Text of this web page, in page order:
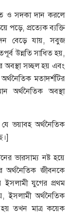
ও সদকা দান করলে
পড়ে, প্রত্যেক ব্যক্তি
বেড়ে যায়, সবুজ
উন্নতি সাধিত হয়,
অবস্থা সচ্ছল হয় এবং
মতাদর্শটির
অর্থনৈতিক অবস্থা
ভয়াবহ অর্থনৈতিক
ভারসাম্য নষ্ট হয়ে
অর্থনৈতিক জীবনকে
ইসলামী যুগের প্রথম
ইসলামী অর্থনৈতিক
হয় তখন মাত্র কয়েক